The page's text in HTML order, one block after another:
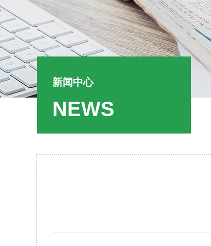
新闻中心
NEWS